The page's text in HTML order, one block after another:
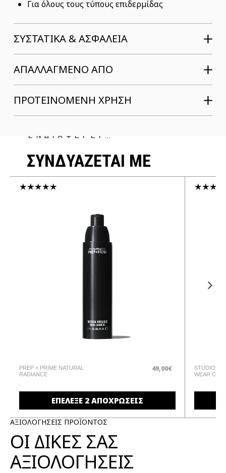
Για όλους τους τύπους επιδερμίδας
ΣΥΣΤΑΤΙΚΆ & ΑΣΦΆΛΕΙΑ
ΑΠΑΛΛΑΓΜΕΝΟ ΑΠΟ
ΠΡΟΤΕΙΝΟΜΕΝΗ ΧΡΗΣΗ
ΕΝΔΙΑΦΕΡΕΙ…
ΣΥΝΔΥΑΖΕΤΑΙ ΜΕ
PREP + PRIME NATURAL
RADIANCE
49,00€
ΕΠΕΛΕΞΕ 2 ΑΠΟΧΡΩΣΕΙΣ
STUDIO
WEAR
ΑΞΙΟΛΟΓΗΣΕΙΣ ΠΡΟΪΟΝΤΟΣ
ΟΙ ΔΙΚΕΣ ΣΑΣ
ΑΞΙΟΛΟΓΗΣΕΙΣ